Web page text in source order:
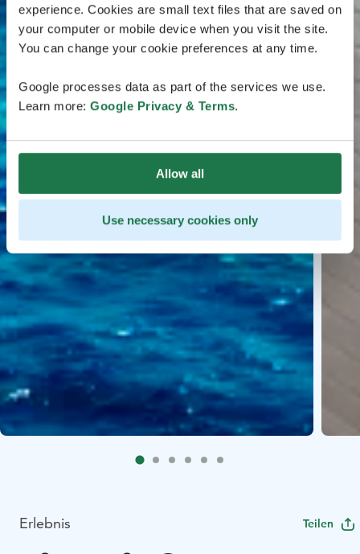
experience. Cookies are small text files that are saved on
your computer or mobile device when you visit the site.
You can change your cookie preferences at any time.
Google processes data as part of the services we use.
Learn more: Google Privacy & Terms.
Allow all
Use necessary cookies only
Erlebnis Teilen